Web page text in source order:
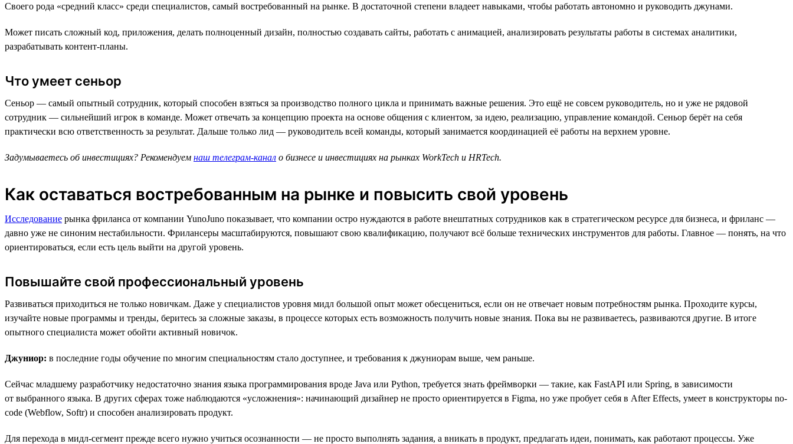
Своего рода «средний класс» среди специалистов, самый востребованный на рынке. В достаточной степени владеет навыками, чтобы работать автономно и руководить джунами.
Может писать сложный код, приложения, делать полноценный дизайн, полностью создавать сайты, работать с анимацией, анализировать результаты работы в системах аналитики,
разрабатывать контент-планы.
Что умеет сеньор
Сеньор — самый опытный сотрудник, который способен взяться за производство полного цикла и принимать важные решения. Это ещё не совсем руководитель, но и уже не рядовой
сотрудник — сильнейший игрок в команде. Может отвечать за концепцию проекта на основе общения с клиентом, за идею, реализацию, управление командой. Сеньор берёт на себя
практически всю ответственность за результат. Дальше только лид — руководитель всей команды, который занимается координацией её работы на верхнем уровне.
Задумываетесь об инвестициях? Рекомендуем наш телеграм-канал о бизнесе и инвестициях на рынках WorkTech и HRTech.
Как оставаться востребованным на рынке и повысить свой уровень
Исследование рынка фриланса от компании YunoJuno показывает, что компании остро нуждаются в работе внештатных сотрудников как в стратегическом ресурсе для бизнеса, и фриланс —
давно уже не синоним нестабильности. Фрилансеры масштабируются, повышают свою квалификацию, получают всё больше технических инструментов для работы. Главное — понять, на что
ориентироваться, если есть цель выйти на другой уровень.
Повышайте свой профессиональный уровень
Развиваться приходиться не только новичкам. Даже у специалистов уровня мидл большой опыт может обесцениться, если он не отвечает новым потребностям рынка. Проходите курсы,
изучайте новые программы и тренды, беритесь за сложные заказы, в процессе которых есть возможность получить новые знания. Пока вы не развиваетесь, развиваются другие. В итоге
опытного специалиста может обойти активный новичок.
Джуниор: в последние годы обучение по многим специальностям стало доступнее, и требования к джуниорам выше, чем раньше.
Сейчас младшему разработчику недостаточно знания языка программирования вроде Java или Python, требуется знать фреймворки — такие, как FastAPI или Spring, в зависимости
от выбранного языка. В других сферах тоже наблюдаются «усложнения»: начинающий дизайнер не просто ориентируется в Figma, но уже пробует себя в After Effects, умеет в конструкторы no-
code (Webflow, Softr) и способен анализировать продукт.
Для перехода в мидл-сегмент прежде всего нужно учиться осознанности — не просто выполнять задания, а вникать в продукт, предлагать идеи, понимать, как работают процессы. Уже